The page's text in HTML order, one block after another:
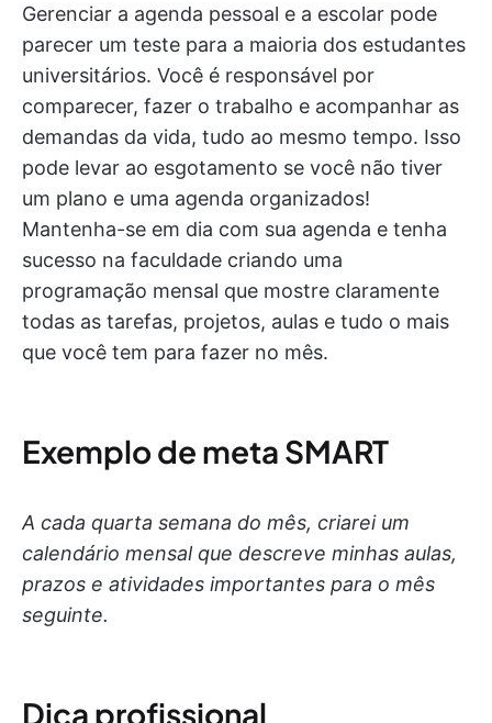
Gerenciar a agenda pessoal e a escolar pode
parecer um teste para a maioria dos estudantes
universitários. Você é responsável por
comparecer, fazer o trabalho e acompanhar as
demandas da vida, tudo ao mesmo tempo. Isso
pode levar ao esgotamento se você não tiver
um plano e uma agenda organizados!
Mantenha-se em dia com sua agenda e tenha
sucesso na faculdade criando uma
programação mensal que mostre claramente
todas as tarefas, projetos, aulas e tudo o mais
que você tem para fazer no mês.
Exemplo de meta SMART
A cada quarta semana do mês, criarei um
calendário mensal que descreve minhas aulas,
prazos e atividades importantes para o mês
seguinte.
Dica profissional